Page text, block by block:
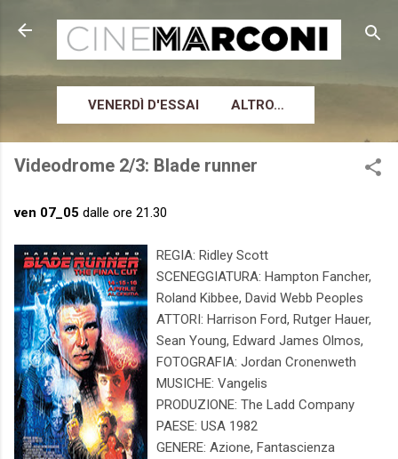
Passa ai contenuti principali
VENERDÌ D'ESSAI ALTRO…
Videodrome 2/3: Blade runner
ven 07_05 dalle ore 21.30
REGIA: Ridley Scott
SCENEGGIATURA: Hampton Fancher,
Roland Kibbee, David Webb Peoples
ATTORI: Harrison Ford, Rutger Hauer,
Sean Young, Edward James Olmos,
FOTOGRAFIA: Jordan Cronenweth
MUSICHE: Vangelis
PRODUZIONE: The Ladd Company
PAESE: USA 1982
GENERE: Azione, Fantascienza